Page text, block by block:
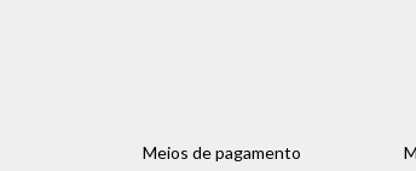
Meios de pagamento